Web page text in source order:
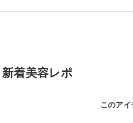
新着美容レポ
このア